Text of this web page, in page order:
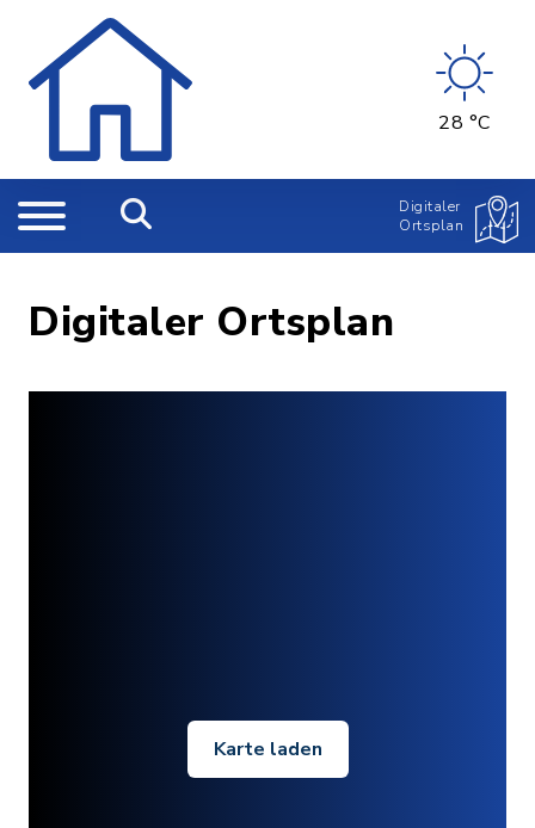
28 °C
Digitaler
Ortsplan
Digitaler Ortsplan
Karte laden